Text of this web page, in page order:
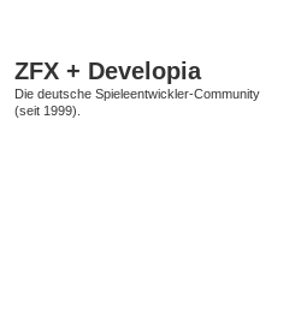
ZFX + Developia
Die deutsche Spieleentwickler-Community
(seit 1999).